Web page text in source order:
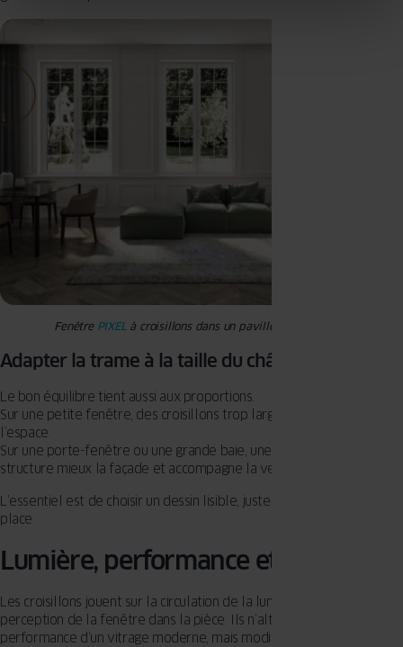
Fenêtre PIXELà croisillons dans un pavillon de caractère
Adapter la trame à la taille du châssis
Le bon équilibre tient aussi aux proportions.
Sur une petite fenêtre, des croisillons trop larges peuvent assombrir
l’espace.
Sur une porte-fenêtre ou une grande baie, une trame plus visible
structure mieux la façade et accompagne la verticalité.
L’essentiel est de choisir un dessin lisible, juste, sans prendre toute la
place.
Lumière, performance et confort
Les croisillons jouent sur la circulation de la lumière et sur la
perception de la fenêtre dans la pièce. Ils n’altèrent pas la
performance d’un vitrage moderne, mais modifient la lecture